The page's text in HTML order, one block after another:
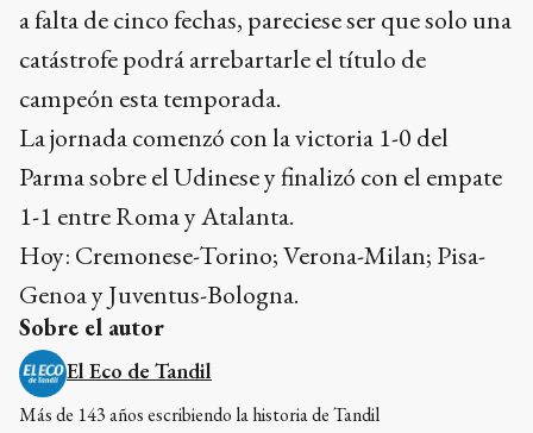
a falta de cinco fechas, pareciese ser que solo una
catástrofe podrá arrebartarle el título de
campeón esta temporada.
La jornada comenzó con la victoria 1-0 del
Parma sobre el Udinese y finalizó con el empate
1-1 entre Roma y Atalanta.
Hoy: Cremonese-Torino; Verona-Milan; Pisa-
Genoa y Juventus-Bologna.
Sobre el autor
El Eco de Tandil
Más de 143 años escribiendo la historia de Tandil